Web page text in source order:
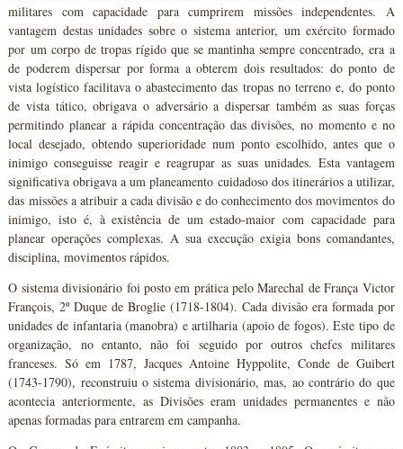
militares com capacidade para cumprirem missões independentes. A
vantagem destas unidades sobre o sistema anterior, um exército formado
por um corpo de tropas rígido que se mantinha sempre concentrado, era a
de poderem dispersar por forma a obterem dois resultados: do ponto de
vista logístico facilitava o abastecimento das tropas no terreno e, do ponto
de vista tático, obrigava o adversário a dispersar também as suas forças
permitindo planear a rápida concentração das divisões, no momento e no
local desejado, obtendo superioridade num ponto escolhido, antes que o
inimigo conseguisse reagir e reagrupar as suas unidades. Esta vantagem
significativa obrigava a um planeamento cuidadoso dos itinerários a utilizar,
das missões a atribuir a cada divisão e do conhecimento dos movimentos do
inimigo, isto é, à existência de um estado-maior com capacidade para
planear operações complexas. A sua execução exigia bons comandantes,
disciplina, movimentos rápidos.
O sistema divisionário foi posto em prática pelo Marechal de França Victor
François, 2º Duque de Broglie (1718-1804). Cada divisão era formada por
unidades de infantaria (manobra) e artilharia (apoio de fogos). Este tipo de
organização, no entanto, não foi seguido por outros chefes militares
franceses. Só em 1787, Jacques Antoine Hyppolite, Conde de Guibert
(1743-1790), reconstruiu o sistema divisionário, mas, ao contrário do que
acontecia anteriormente, as Divisões eram unidades permanentes e não
apenas formadas para entrarem em campanha.